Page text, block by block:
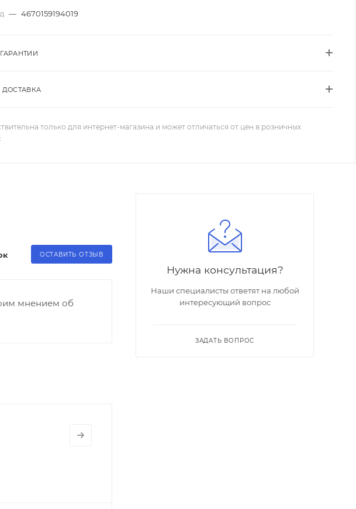
— 4670159194019
ДОСТАВКА
только для интернет-магазина и может отличаться от цен в розничных
ОСТАВИТЬ ОТЗЫВ
мнением об
Нужна консультация?
Наши специалисты ответят на любой
интересующий вопрос
ЗАДАТЬ ВОПРОС